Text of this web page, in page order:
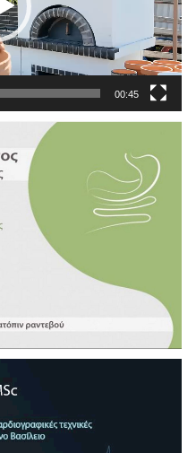
00:45